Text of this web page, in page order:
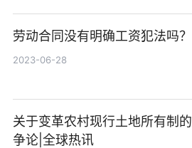
劳动合同没有明确工资犯法吗？
2023-06-28
关于变革农村现行土地所有制的
争论|全球热讯